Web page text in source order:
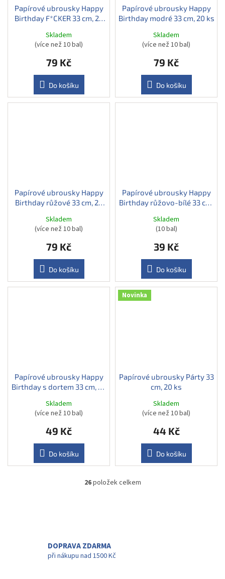
Papírové ubrousky Happy
Birthday F*CKER 33 cm, 20
Skladem
(více než 10 bal)
79 Kč
Do košíku
Papírové ubrousky Happy
Birthday modré 33 cm, 20 ks
Skladem
(více než 10 bal)
79 Kč
Do košíku
Papírové ubrousky Happy
Birthday růžové 33 cm, 20
Skladem
(více než 10 bal)
79 Kč
Do košíku
Papírové ubrousky Happy
Birthday růžovo-bílé 33 cm,
Skladem
(10 bal)
39 Kč
Do košíku
Papírové ubrousky Happy
Birthday s dortem 33 cm, 20
Skladem
(více než 10 bal)
49 Kč
Do košíku
Novinka
Papírové ubrousky Párty 33
cm, 20 ks
Skladem
(více než 10 bal)
44 Kč
Do košíku
O
í
26položek celkem
DOPRAVA ZDARMA
při nákupu nad 1500 Kč